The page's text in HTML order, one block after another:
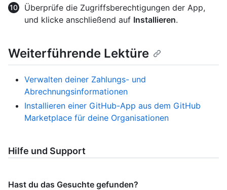
Überprüfe die Zugriffsberechtigungen der App,
und klicke anschließend auf Installieren.
Weiterführende Lektüre
Verwalten deiner Zahlungs- und
Abrechnungsinformationen
Installieren einer GitHub-App aus dem GitHub
Marketplace für deine Organisationen
Hilfe und Support
Hast du das Gesuchte gefunden?